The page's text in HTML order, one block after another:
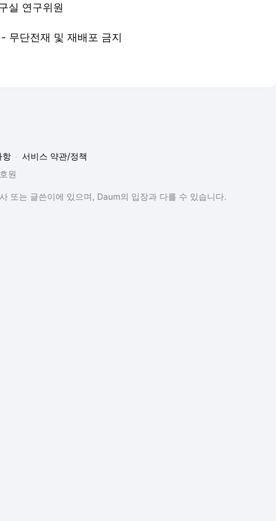
실 연구위원
단전재 및 재배포 금지
항
서비스 약관/정책
원
또는 글쓴이에 있으며, Daum의 입장과 다를 수 있습니다.